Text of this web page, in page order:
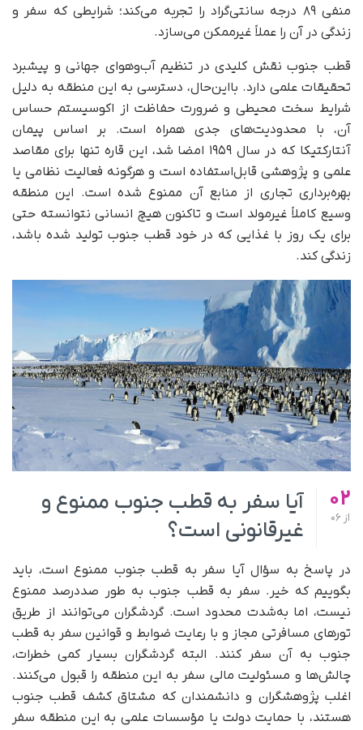
منفی ۸۹ درجه سانتی‌گراد را تجربه می‌کند؛ شرایطی که سفر و
زندگی در آن را عملاً غیرممکن می‌سازد.
قطب جنوب نقش کلیدی در تنظیم آب‌وهوای جهانی و پیشبرد
تحقیقات علمی دارد. بااین‌حال، دسترسی به این منطقه به دلیل
شرایط سخت محیطی و ضرورت حفاظت از اکوسیستم حساس
آن، با محدودیت‌های جدی همراه است. بر اساس پیمان
آنتارکتیکا که در سال ۱۹۵۹ امضا شد، این قاره تنها برای مقاصد
علمی و پژوهشی قابل‌استفاده است و هرگونه فعالیت نظامی یا
بهره‌برداری تجاری از منابع آن ممنوع شده است. این منطقه
وسیع کاملاً غیرمولد است و تاکنون هیچ انسانی نتوانسته حتی
برای یک روز با غذایی که در خود قطب جنوب تولید شده باشد،
زندگی کند.
02
از
آیا سفر به قطب جنوب ممنوع و
غیرقانونی است؟
در پاسخ به سؤال آیا سفر به قطب جنوب ممنوع است، باید
بگوییم که خیر. سفر به قطب جنوب به طور صددرصد ممنوع
نیست، اما به‌شدت محدود است. گردشگران می‌توانند از طریق
تورهای مسافرتی مجاز و با رعایت ضوابط و قوانین سفر به قطب
جنوب به آن سفر کنند. البته گردشگران بسیار کمی خطرات،
چالش‌ها و مسئولیت مالی سفر به این منطقه را قبول می‌کنند.
اغلب پژوهشگران و دانشمندان که مشتاق کشف قطب جنوب
هستند، با حمایت دولت یا مؤسسات علمی به این منطقه سفر